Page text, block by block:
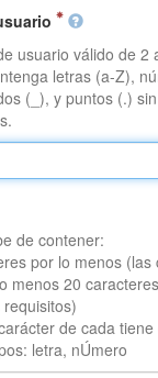
usuario válido de 2
letras (a-Z),
(_), y puntos (.)
de contener:
por lo menos (las
menos 20
de cada
letra, nÚmero